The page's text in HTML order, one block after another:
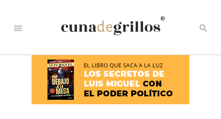
menu
®
search